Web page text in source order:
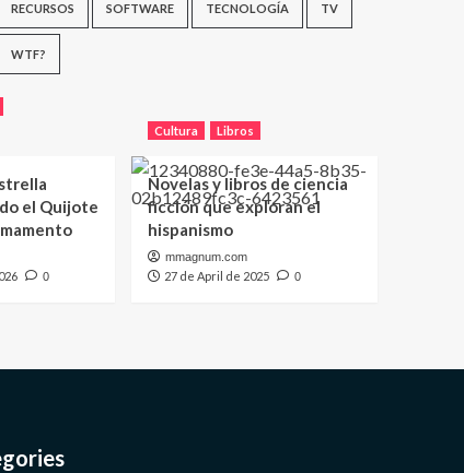
RECURSOS SOFTWARE TECNOLOGÍA TV
WTF?
el Quijote
0
Cultura Libros
Novelas y libros de ciencia
ficción que exploran el
hispanismo
mmagnum.com
27 de April de 2025 0